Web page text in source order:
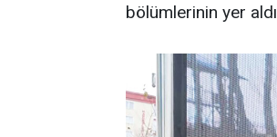
bölümlerinin yer